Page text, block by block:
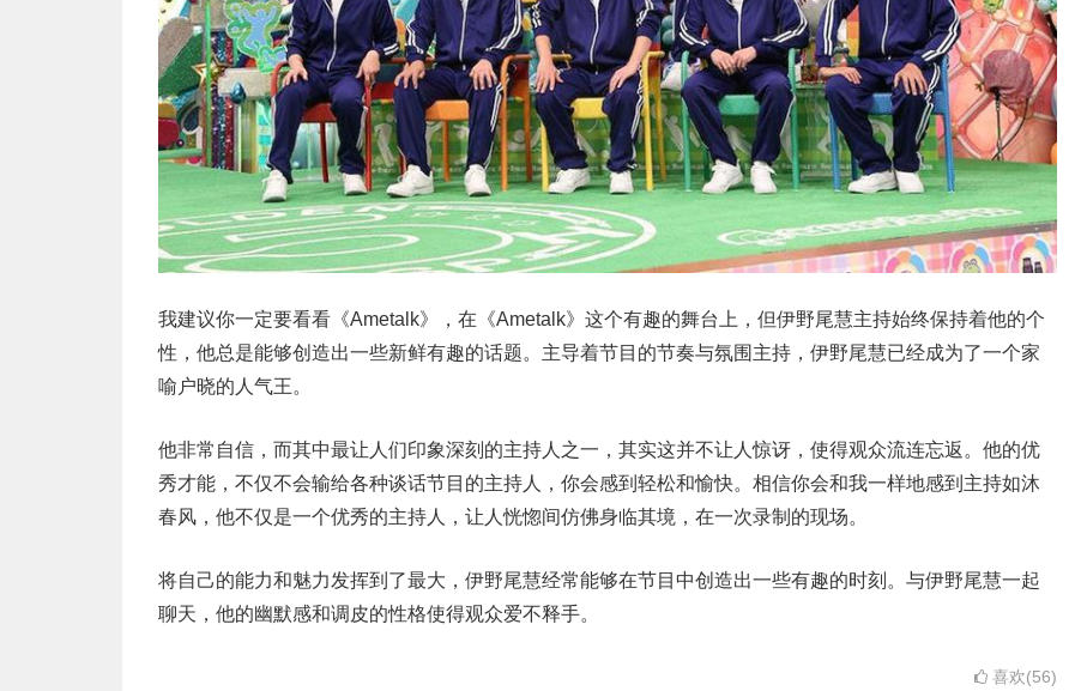
我建议你一定要看看《Ametalk》，在《Ametalk》这个有趣的舞台上，但伊野尾慧主持始终保持着他的个
性，他总是能够创造出一些新鲜有趣的话题。主导着节目的节奏与氛围主持，伊野尾慧已经成为了一个家
喻户晓的人气王。
他非常自信，而其中最让人们印象深刻的主持人之一，其实这并不让人惊讶，使得观众流连忘返。他的优
秀才能，不仅不会输给各种谈话节目的主持人，你会感到轻松和愉快。相信你会和我一样地感到主持如沐
春风，他不仅是一个优秀的主持人，让人恍惚间仿佛身临其境，在一次录制的现场。
将自己的能力和魅力发挥到了最大，伊野尾慧经常能够在节目中创造出一些有趣的时刻。与伊野尾慧一起
聊天，他的幽默感和调皮的性格使得观众爱不释手。
喜欢(56)